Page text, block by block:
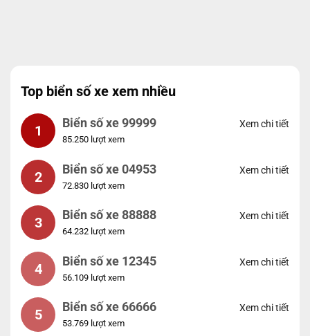
Top biển số xe xem nhiều
1 Biển số xe 99999
85.250 lượt xem
Xem chi tiết
2 Biển số xe 04953
72.830 lượt xem
Xem chi tiết
3 Biển số xe 88888
64.232 lượt xem
Xem chi tiết
4 Biển số xe 12345
56.109 lượt xem
Xem chi tiết
5 Biển số xe 66666
53.769 lượt xem
Xem chi tiết